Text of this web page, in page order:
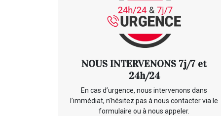
NOUS INTERVENONS 7j/7 et
24h/24
En cas d’urgence, nous intervenons dans
l’immédiat, n’hésitez pas à nous contacter via le
formulaire ou à nous appeler.